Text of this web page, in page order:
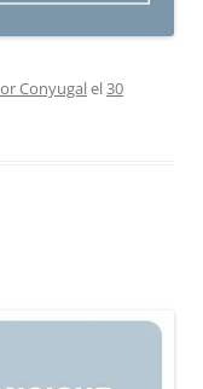
Conyugalel30